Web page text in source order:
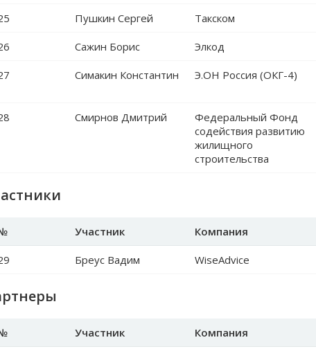
Пушкин Сергей Такском
Сажин Борис Элкод
Симакин Константин Э.ОН Россия (ОКГ-4)
Смирнов Дмитрий
Федеральный Фонд
содействия развитию
жилищного
строительства
Участник Компания
Бреус Вадим WiseAdvice
Участник Компания